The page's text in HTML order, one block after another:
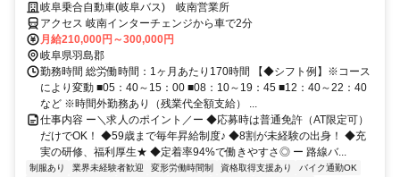
事です
岐阜乗合自動車(岐阜バス) 岐南営業所
アクセス 岐南インターチェンジから車で2分
月給210,000円～300,000円
岐阜県羽島郡
勤務時間 総労働時間：1ヶ月あたり170時間 【◆シフト例】※コース
により変動 ■05：40～15：00 ■08：10～19：45 ■12：40～22：40
など ※時間外勤務あり（残業代全額支給） ...
仕事内容 ー＼求人のポイント／ー ◆応募時は普通免許（AT限定可）
だけでOK！ ◆59歳まで毎年昇給制度♪ ◆8割が未経験の出身！ ◆充
実の研修、福利厚生★ ◆定着率94%で働きやすさ◎ ー 路線バ...
制服あり 業界未経験者歓迎 変形労働時間制 資格取得支援あり
バイク通勤OK